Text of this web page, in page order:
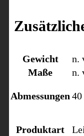
Gewicht
n.
Maße
n.
Abmessungen
Produktart